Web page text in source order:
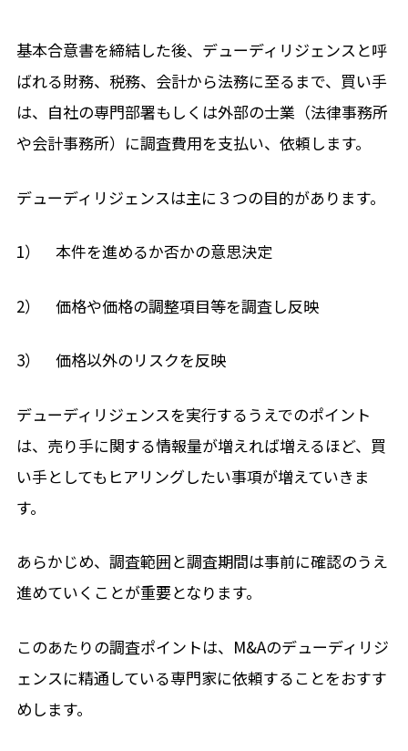
基本合意書を締結した後、デューディリジェンスと呼
ばれる財務、税務、会計から法務に至るまで、買い手
は、自社の専門部署もしくは外部の士業（法律事務所
や会計事務所）に調査費用を支払い、依頼します。
デューディリジェンスは主に３つの目的があります。
1） 本件を進めるか否かの意思決定
2） 価格や価格の調整項目等を調査し反映
3） 価格以外のリスクを反映
デューディリジェンスを実行するうえでのポイント
は、売り手に関する情報量が増えれば増えるほど、買
い手としてもヒアリングしたい事項が増えていきま
す。
あらかじめ、調査範囲と調査期間は事前に確認のうえ
進めていくことが重要となります。
このあたりの調査ポイントは、M&Aのデューディリジ
ェンスに精通している専門家に依頼することをおすす
めします。